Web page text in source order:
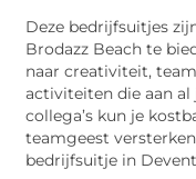
Deze bedrijfsuitjes
Brodazz Beach te
naar creativiteit,
activiteiten die aan al
collega’s kun je
teamgeest
bedrijfsuitje in